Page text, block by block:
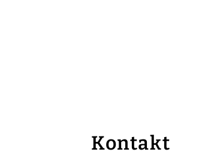
Kontakt